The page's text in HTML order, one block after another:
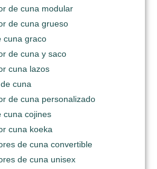
de cuna modular
de cuna grueso
cuna graco
de cuna y saco
cuna lazos
cuna
de cuna personalizado
cuna cojines
cuna koeka
de cuna convertible
de cuna unisex